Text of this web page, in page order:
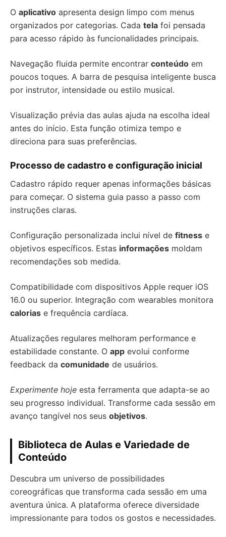
O aplicativo apresenta design limpo com menus
organizados por categorias. Cada tela foi pensada
para acesso rápido às funcionalidades principais.
Navegação fluida permite encontrar conteúdo em
poucos toques. A barra de pesquisa inteligente busca
por instrutor, intensidade ou estilo musical.
Visualização prévia das aulas ajuda na escolha ideal
antes do início. Esta função otimiza tempo e
direciona para suas preferências.
Processo de cadastro e configuração inicial
Cadastro rápido requer apenas informações básicas
para começar. O sistema guia passo a passo com
instruções claras.
Configuração personalizada inclui nível de fitness e
objetivos específicos. Estas informações moldam
recomendações sob medida.
Compatibilidade com dispositivos Apple requer iOS
16.0 ou superior. Integração com wearables monitora
calorias e frequência cardíaca.
Atualizações regulares melhoram performance e
estabilidade constante. O app evolui conforme
feedback da comunidade de usuários.
Experimente hoje esta ferramenta que adapta-se ao
seu progresso individual. Transforme cada sessão em
avanço tangível nos seus objetivos.
Biblioteca de Aulas e Variedade de
Conteúdo
Descubra um universo de possibilidades
coreográficas que transforma cada sessão em uma
aventura única. A plataforma oferece diversidade
impressionante para todos os gostos e necessidades.